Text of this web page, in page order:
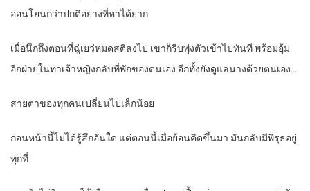
อ่อนโยนกว่าปกติอย่างที่หาได้ยาก
เมื่อนึกถึงตอนที่ฉู่เยว่หมดสติลงไป เขาก็รีบพุ่งตัวเข้าไปทันที พร้อมอุ้ม
อีกฝ่ายในท่าเจ้าหญิงกลับที่พักของตนเอง อีกทั้งยังดูแลนางด้วยตนเอง…
สายตาของทุกคนเปลี่ยนไปเล็กน้อย
ก่อนหน้านี้ไม่ได้รู้สึกอันใด แต่ตอนนี้เมื่อย้อนคิดขึ้นมา มันกลับมีพิรุธอยู่
ทุกที่